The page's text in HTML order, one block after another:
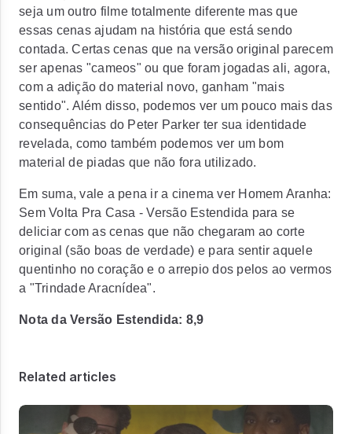
seja um outro filme totalmente diferente mas que
essas cenas ajudam na história que está sendo
contada. Certas cenas que na versão original parecem
ser apenas "cameos" ou que foram jogadas ali, agora,
com a adição do material novo, ganham "mais
sentido". Além disso, podemos ver um pouco mais das
consequências do Peter Parker ter sua identidade
revelada, como também podemos ver um bom
material de piadas que não fora utilizado.
Em suma, vale a pena ir a cinema ver Homem Aranha:
Sem Volta Pra Casa - Versão Estendida para se
deliciar com as cenas que não chegaram ao corte
original (são boas de verdade) e para sentir aquele
quentinho no coração e o arrepio dos pelos ao vermos
a "Trindade Aracnídea".
Nota da Versão Estendida: 8,9
Related articles